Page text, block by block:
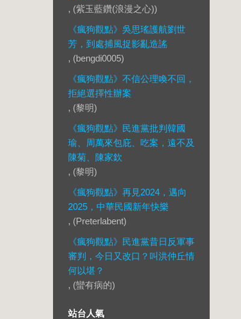
, (紫玉藍鑽(浪漫之心))
《瘋狗觀點》吳思瑤護航劉世
芳，到處捕風捉影亂造謠
, (bengdi0005)
《瘋狗觀點》不信公理喚不回，
拒絕選擇性辦案
, (黎明)
《瘋狗觀點》民進黨批判韓國
瑜、周萬來包庇、吃案，遠不及
陳菊、陳家欽
, (黎明)
《瘋狗觀點》再見2024，邁向
2025，中華民國新年快樂
, (Preterlabent)
《瘋狗觀點》民進黨昔日反軍事
審判，今日又改口？叫洪仲丘情
何以堪？
, (蠻有病的)
站台人氣